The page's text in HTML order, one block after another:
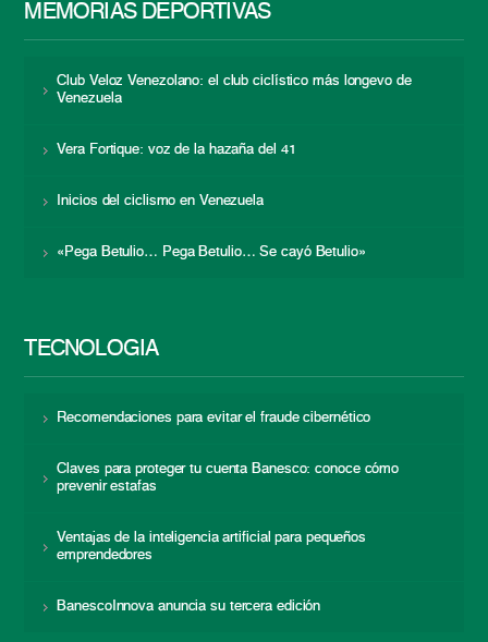
MEMORIAS DEPORTIVAS
Club Veloz Venezolano: el club ciclístico más longevo de
Venezuela
Vera Fortique: voz de la hazaña del 41
Inicios del ciclismo en Venezuela
«Pega Betulio… Pega Betulio… Se cayó Betulio»
TECNOLOGÍA
Recomendaciones para evitar el fraude cibernético
Claves para proteger tu cuenta Banesco: conoce cómo
prevenir estafas
Ventajas de la inteligencia artificial para pequeños
emprendedores
BanescoInnova anuncia su tercera edición